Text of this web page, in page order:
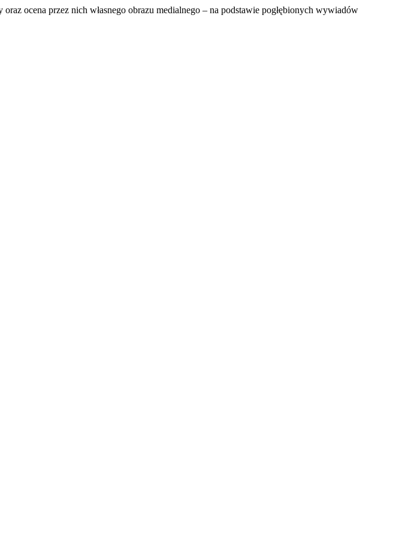
ocena przez nich własnego obrazu medialnego – na podstawie pogłębionych wywiadów